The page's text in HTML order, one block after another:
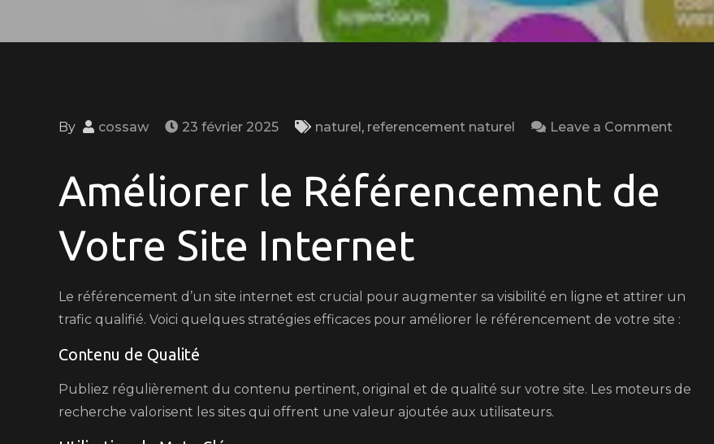
By cossaw 23 février 2025 naturel, referencement naturel Leave a Comment
Améliorer le Référencement de
Votre Site Internet
Le référencement d’un site internet est crucial pour augmenter sa visibilité en ligne et attirer un
trafic qualifié. Voici quelques stratégies efficaces pour améliorer le référencement de votre site :
Contenu de Qualité
Publiez régulièrement du contenu pertinent, original et de qualité sur votre site. Les moteurs de
recherche valorisent les sites qui offrent une valeur ajoutée aux utilisateurs.